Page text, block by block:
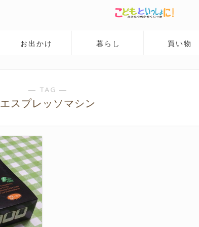
お出かけ 暮らし 買い物
― TAG ―
エスプレッソマシン